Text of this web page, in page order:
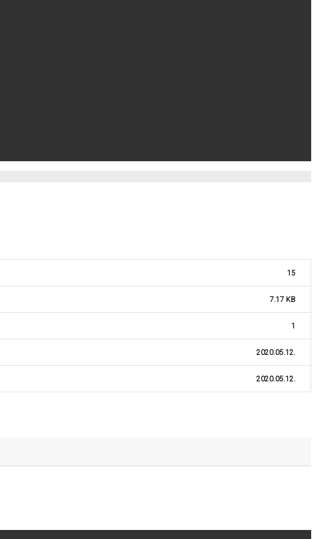
15
7.17 KB
1
2020.05.12.
2020.05.12.